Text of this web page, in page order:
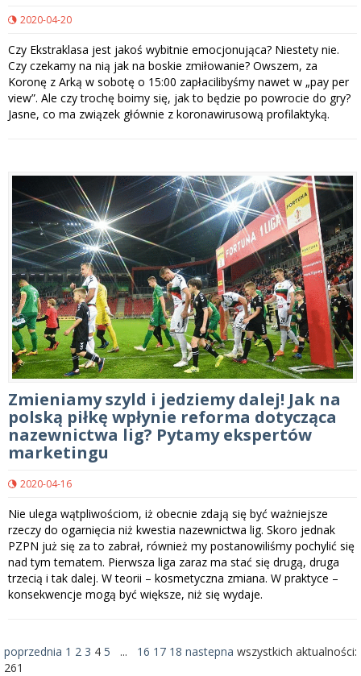
2020-04-20
Czy Ekstraklasa jest jakoś wybitnie emocjonująca? Niestety nie.
Czy czekamy na nią jak na boskie zmiłowanie? Owszem, za
Koronę z Arką w sobotę o 15:00 zapłacilibyśmy nawet w „pay per
view”. Ale czy trochę boimy się, jak to będzie po powrocie do gry?
Jasne, co ma związek głównie z koronawirusową profilaktyką.
Zmieniamy szyld i jedziemy dalej! Jak na
polską piłkę wpłynie reforma dotycząca
nazewnictwa lig? Pytamy ekspertów
marketingu
2020-04-16
Nie ulega wątpliwościom, iż obecnie zdają się być ważniejsze
rzeczy do ogarnięcia niż kwestia nazewnictwa lig. Skoro jednak
PZPN już się za to zabrał, również my postanowiliśmy pochylić się
nad tym tematem. Pierwsza liga zaraz ma stać się drugą, druga
trzecią i tak dalej. W teorii – kosmetyczna zmiana. W praktyce –
konsekwencje mogą być większe, niż się wydaje.
poprzednia 1 2 3 4 5 ... 16 17 18 nastepna wszystkich aktualności:
261